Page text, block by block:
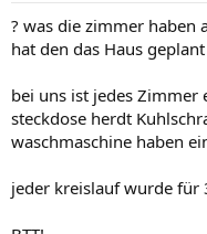
? was die zimmer haben
hat den das Haus geplant
bei uns ist jedes Zimmer
steckdose herdt
waschmaschine haben
jeder kreislauf wurde für